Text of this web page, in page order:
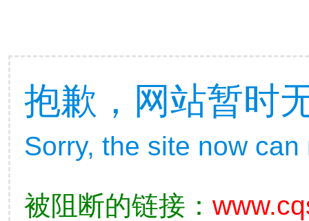
抱歉，网站暂时
Sorry, the site now
被阻断的链接：